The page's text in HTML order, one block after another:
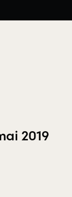
2019